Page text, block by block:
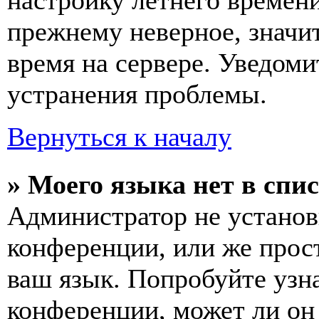
прежнему неверное,
время на сервере.
устранения проблемы.
Вернуться к началу
» Моего языка нет в
Администратор не
конференции, или же
ваш язык. Попробуйте
конференции, может ли